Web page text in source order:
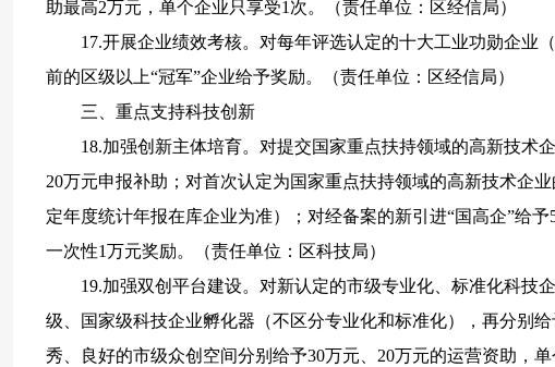
助最高2万元，单个企业只享受1次。（责任单位：区经信局）
17.开展企业绩效考核。对每年评选认定的十大工业功勋企业
前的区级以上“冠军”企业给予奖励。（责任单位：区经信局）
三、重点支持科技创新
18.加强创新主体培育。对提交国家重点扶持领域的高新技术
20万元申报补助；对首次认定为国家重点扶持领域的高新技术企
定年度统计年报在库企业为准）；对经备案的新引进“国高企”给
一次性1万元奖励。（责任单位：区科技局）
19.加强双创平台建设。对新认定的市级专业化、标准化科技
级、国家级科技企业孵化器（不区分专业化和标准化），再分别
秀、良好的市级众创空间分别给予30万元、20万元的运营资助，